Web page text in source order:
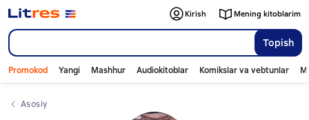
Topish
Kirish Mening kitoblarim
Promokod Yangi Mashhur Audiokitoblar Komikslar va vebtunlar
Asosiy
Слайдер с книгами